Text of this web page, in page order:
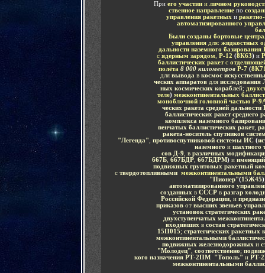
При его участиии личном
ственное направление по
управления ракетных и
автоматизированного
Были созданы бортовые
управления для: жидкостных
дальности наземного
сядерным зарядом Р-12 (8К63) и
баллистических ракетс
полёта 8 000 километров Р-7 (
для вывода в космос
ческих аппаратов для исследования
ных космических кораблей;
теле) межконтинентальных
моноблочной головной частьюР-
ческих ракета средней дальности
баллистических ракет среднего
комплекса наземного
пенчатых баллистических ракет,
ракета-носитель спутников
"Легенда"
противоспутниковой системы ИС (
наземного и шахтного
сов Д-9 , в различных
667Б 667БДР 667БДРМ) и имеющий
подвижных грунтовых ракетный
ствердотопливными межконтинентальными
"Пионер"(15Ж45)
автоматизированного
созданных вСССРв разгар
Российской Федерации , и
приказовот высших звеньев
установок стратегических
двухступенчатых
входивших в состав
15П015; стратегических ракетных
межконтинентальными
подвижных железнодорожных и
"Молодец"
соответственно;
кого назначения РТ-2ПМ "Тополь" и РТ-
межконтинентальными